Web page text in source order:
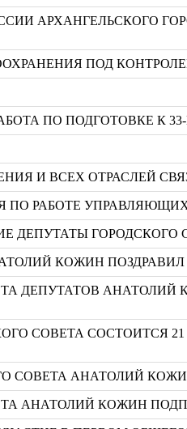
АРХАНГЕЛЬСКОГО
ПОД
ПО ПОДГОТОВКЕ К
И ВСЕХ ОТРАСЛЕЙ
ПО РАБОТЕ
ДЕПУТАТЫ ГОРОДСКОГО
КОЖИН
ДЕПУТАТОВ
СОВЕТА
СОВЕТА АНАТОЛИЙ
АНАТОЛИЙ КОЖИН